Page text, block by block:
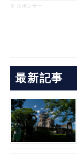
※ スポンサー
最新記事